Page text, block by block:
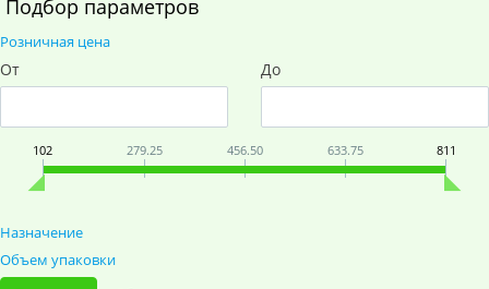
Подбор параметров
Розничная цена
От До
102 279.25 456.50 633.75 811
Назначение
Объем упаковки